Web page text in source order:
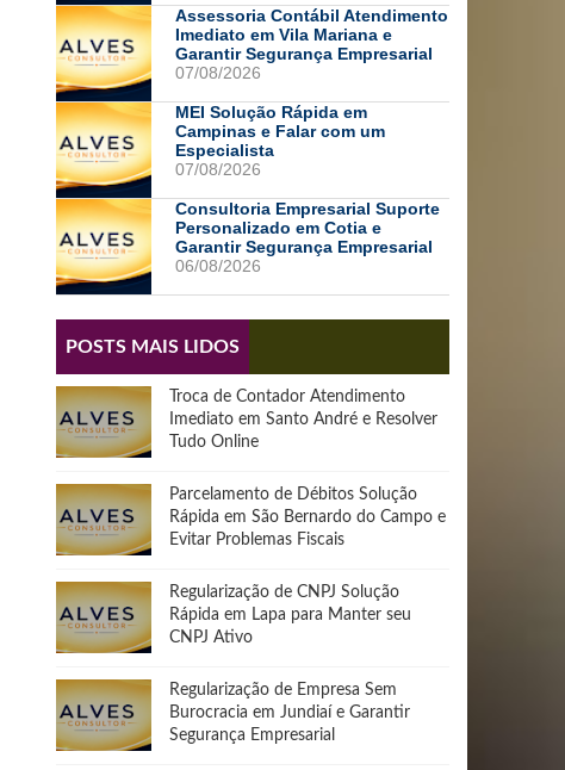
Assessoria Contábil Atendimento
Imediato em Vila Mariana e
Garantir Segurança Empresarial
07/08/2026
MEI Solução Rápida em
Campinas e Falar com um
Especialista
07/08/2026
Consultoria Empresarial Suporte
Personalizado em Cotia e
Garantir Segurança Empresarial
06/08/2026
POSTS MAIS LIDOS
Troca de Contador Atendimento
Imediato em Santo André e Resolver
Tudo Online
Parcelamento de Débitos Solução
Rápida em São Bernardo do Campo e
Evitar Problemas Fiscais
Regularização de CNPJ Solução
Rápida em Lapa para Manter seu
CNPJ Ativo
Regularização de Empresa Sem
Burocracia em Jundiaí e Garantir
Segurança Empresarial